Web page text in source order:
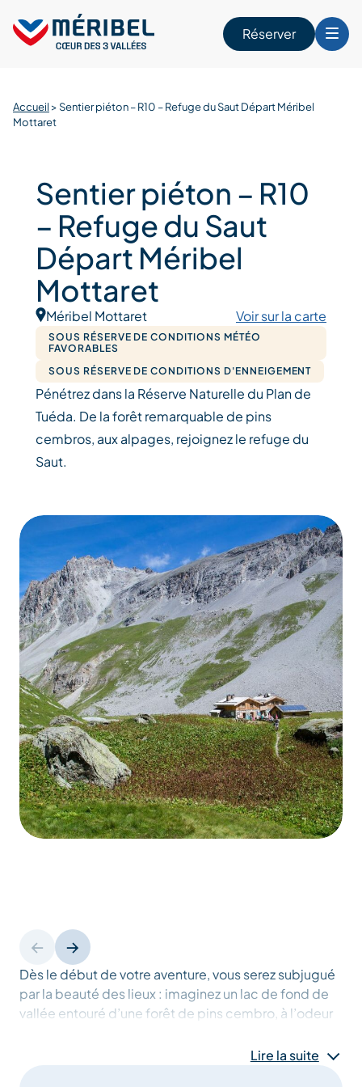
content
Réserver
Accueil >Sentier piéton – R10 – Refuge du Saut Départ Méribel
Mottaret
Dès le début de votre aventure, vous serez subjugué
par la beauté des lieux : imaginez un lac de fond de
vallée entouré d’une forêt de pins cembro, à l’odeur
Lire la suite
Sentier piéton – R10
– Refuge du Saut
Départ Méribel
Mottaret
Méribel Mottaret Voir sur la carte
SOUS RÉSERVE DE CONDITIONS MÉTÉO
FAVORABLES
SOUS RÉSERVE DE CONDITIONS D'ENNEIGEMENT
Pénétrez dans la Réserve Naturelle du Plan de
Tuéda. De la forêt remarquable de pins
cembros, aux alpages, rejoignez le refuge du
Saut.